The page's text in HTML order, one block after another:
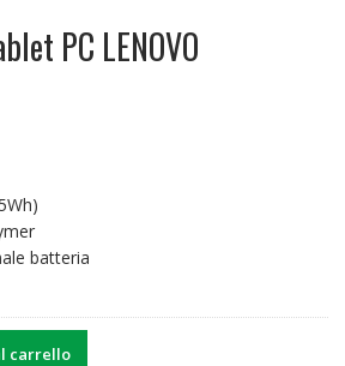
PC LENOVO
batteria
carrello